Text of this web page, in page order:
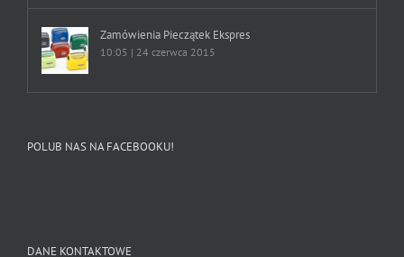
Zamówienia Pieczątek Ekspres
10:05 | 24 czerwca 2015
POLUB NAS NA FACEBOOKU!
DANE KONTAKTOWE